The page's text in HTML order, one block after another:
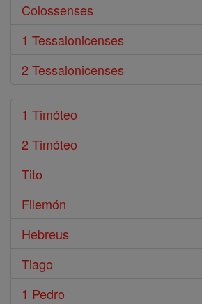
Colossenses
1 Tessalonicenses
2 Tessalonicenses
1 Timóteo
2 Timóteo
Tito
Filemón
Hebreus
Tiago
1 Pedro